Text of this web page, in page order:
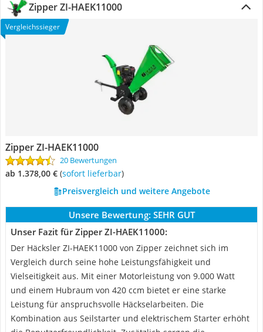
Zipper ZI-HAEK11000
Vergleichssieger
Zipper ZI-HAEK11000
20 Bewertungen
ab 1.378,00 € ( Sofort lieferbar)
Preisvergleich und weitere Angebote
Unsere Bewertung: SEHR GUT
Unser Fazit für Zipper ZI-HAEK11000:
Der Häcksler ZI-HAEK11000 von Zipper zeichnet sich im
Vergleich durch seine hohe Leistungsfähigkeit und
Vielseitigkeit aus. Mit einer Motorleistung von 9.000 Watt
und einem Hubraum von 420 ccm bietet er eine starke
Leistung für anspruchsvolle Häckselarbeiten. Die
Kombination aus Seilstarter und elektrischem Starter erhöht